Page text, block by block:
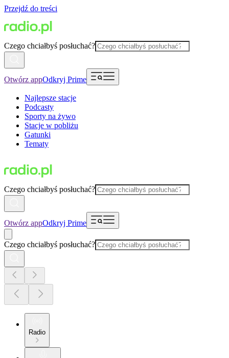
Przejdź do treści
Czego chciałbyś posłuchać?
Otwórz appOdkryj Prime
Najlepsze stacje
Podcasty
Sporty na żywo
Stacje w pobliżu
Gatunki
Tematy
Czego chciałbyś posłuchać?
Otwórz appOdkryj Prime
Czego chciałbyś posłuchać?
Radio